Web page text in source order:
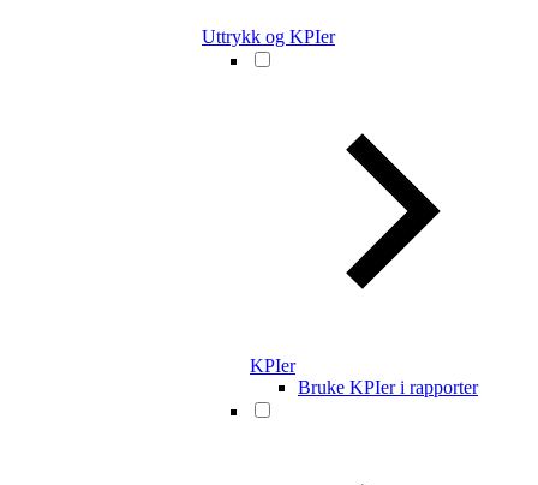
Uttrykk og KPIer
KPIer
Bruke KPIer i rapporter